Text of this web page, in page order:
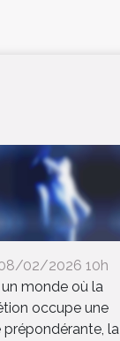
02/2026 10h
un monde où la
occupe une
prépondérante, la